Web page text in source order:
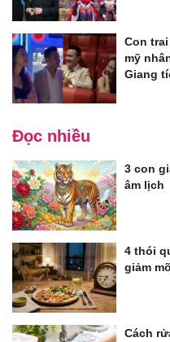
Con
mỹ
Giang
Đọc nhiều
3 con
âm lịch
4 thói
giảm
Cách